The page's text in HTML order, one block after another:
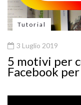
Tutorial
3 Luglio 2019
5 motivi per
Facebook